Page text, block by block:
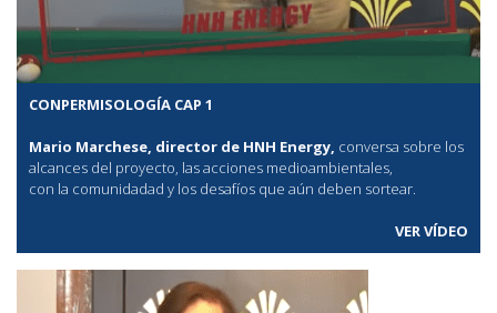
CONPERMISOLOGÍA CAP 1
Mario Marchese, director de HNH Energy, conversa sobre los
alcances del proyecto, las acciones medioambientales,
con la comunidadad y los desafíos que aún deben sortear.
VER VÍDEO